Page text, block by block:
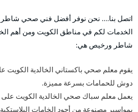
اتصل بنا…. نحن نوفر أفضل فني صحي شاطر
الخدمات لكم في مناطق الكويت ومن أهم
شاطر ورخيص هي:
يقوم معلم صحي باكستاني الخالدية الكويت
دوش للحمامات بسرعة مميزة.
يعمل معلم سباك صحي الخالدية الكويت على
بمواسير مصنوعة من أجود الخامات